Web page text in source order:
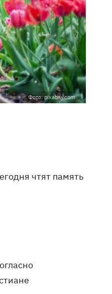
Фото: pixabay.com
чтят память